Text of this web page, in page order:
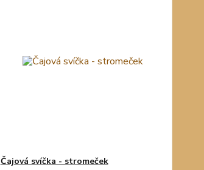
Čajová svíčka - stromeček